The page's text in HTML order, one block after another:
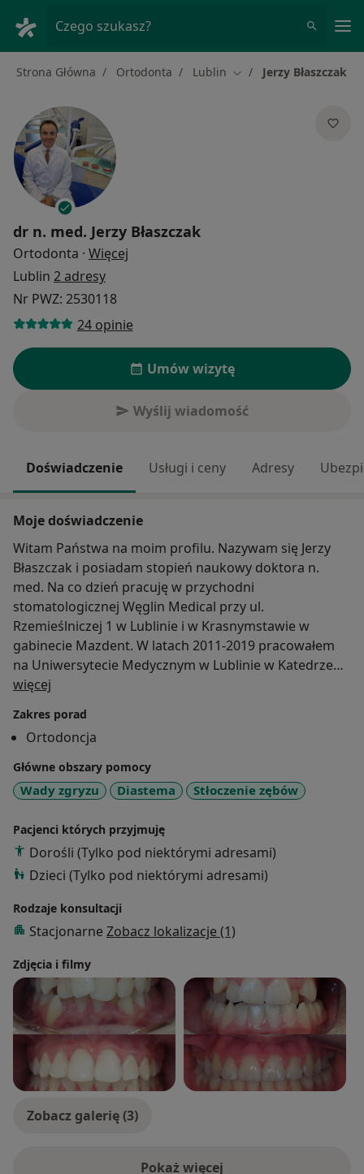
Czego szukasz?
Strona Główna Ortodonta Lublin Zmień miasto
Jerzy Błaszczak
dr n. med. Jerzy Błaszczak
Ortodonta · Więcej
Lublin 2 adresy
Nr PWZ: 2530118
24 opinie
Umów wizytę
Wyślij wiadomość
Doświadczenie Usługi i ceny Adresy
Moje doświadczenie
Witam Państwa na moim profilu. Nazywam się Jerzy
Błaszczak i posiadam stopień naukowy doktora n.
med. Na co dzień pracuję w przychodni
stomatologicznej Węglin Medical przy ul.
Rzemieślniczej 1 w Lublinie i w Krasnymstawie w
gabinecie Mazdent. W latach 2011-2019 pracowałem
na Uniwersytecie Medycznym w Lublinie w Katedrze
Ortopedii Szczękowej. Posiadam specjalizację z
Ortodontycznego (PTO) i Europejskiego Towarzystwa
Ortodontycznego (EOS).
Moją dewizą jest przede wszystkim nie szkodzić. Po
drugie - przywrócić zdrowie i funkcję. Po trzecie –
estetykę i piękno. W układzie stomatognatycznym
wszystko musi współgrać dlatego tak dużą wagę
przykładam do zdiagnozowania i zaplanowania
prawidłowego leczenia. W mojej ofercie znajdują się
aparaty stałe konwencjonalne, samoligaturujące
(DAMON), estetyczne (invisalign) , ap. zdejmowane,
czynnościowe, wewnątrz i zewnątrz ustne. Jestem
również certyfikowanym lekarzem systemu
przeźroczystych nakładek invisalign. Razem
przywrócimy piękno twojemu uśmiechowi :)
Zapraszam na wizytę .
więcej
Zakres porad
Ortodoncja
Główne obszary pomocy
Wady zgryzu Diastema Stłoczenie zębów
Pacjenci których przyjmuję
Dorośli (Tylko pod niektórymi adresami)
Dzieci (Tylko pod niektórymi adresami)
Rodzaje konsultacji
Stacjonarne Zobacz lokalizacje (1)
Zdjęcia i filmy
Zobacz galerię (3)
Pokaż więcej